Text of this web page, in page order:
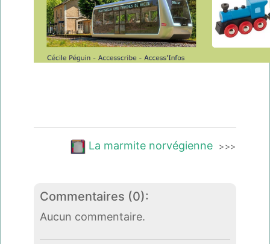
La marmite norvégienne >>>
Commentaires (0):
Aucun commentaire.